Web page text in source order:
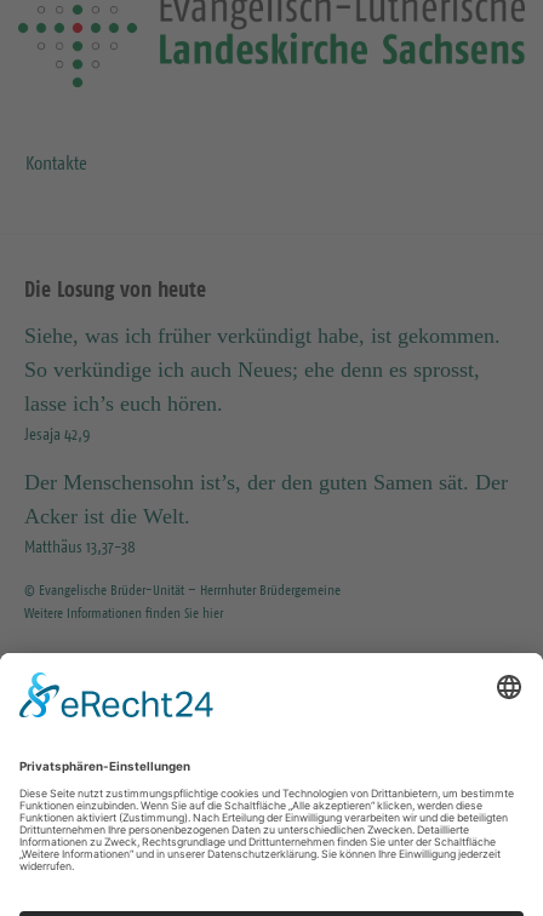
Kontakte
Die Losung von heute
Siehe, was ich früher verkündigt habe, ist gekommen.
So verkündige ich auch Neues; ehe denn es sprosst,
lasse ich’s euch hören.
Jesaja 42,9
Der Menschensohn ist’s, der den guten Samen sät. Der
Acker ist die Welt.
Matthäus 13,37-38
© Evangelische Brüder-Unität – Herrnhuter Brüdergemeine
Weitere Informationen finden Sie hier
INFO SERVICE
035203 / 37351 KG.Tharandt@evlks.de